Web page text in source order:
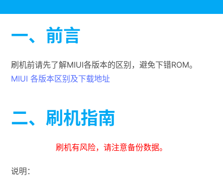
一、前言
刷机前请先了解MIUI各版本的区别，避免下错ROM。
MIUI 各版本区别及下载地址
二、刷机指南
刷机有风险，请注意备份数据。
说明：